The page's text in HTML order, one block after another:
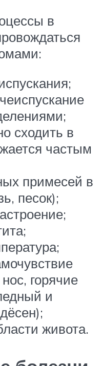
в
сходить в
частым
примесей в
песок);
горячие
и
живота.